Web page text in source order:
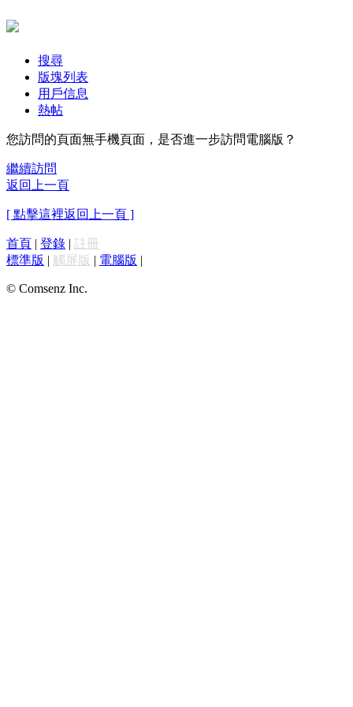
搜尋
版塊列表
用戶信息
熱帖
您訪問的頁面無手機頁面，是否進一步訪問電腦版？
繼續訪問
返回上一頁
[ 點擊這裡返回上一頁 ]
首頁 | 登錄 | 註冊
標準版 | 觸屏版 | 電腦版 |
© Comsenz Inc.